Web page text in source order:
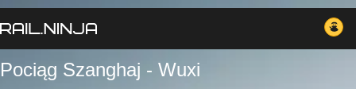
Pociąg Szanghaj - Wuxi